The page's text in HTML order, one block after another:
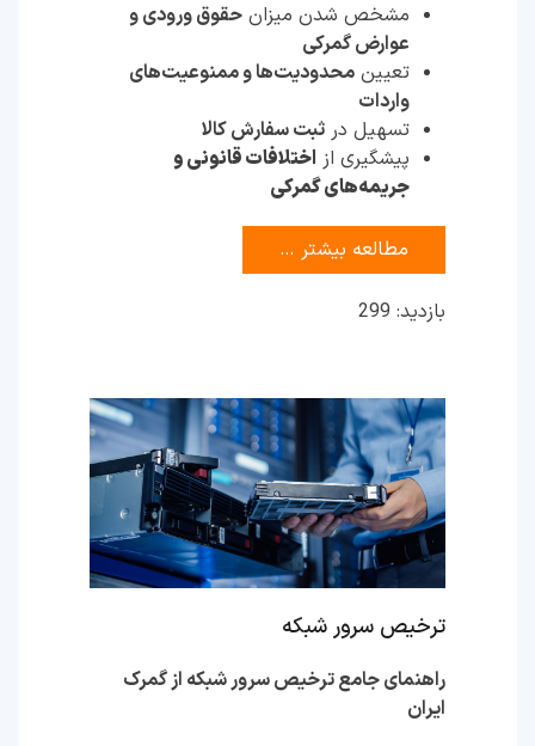
مشخص شدن میزان حقوق ورودی و
عوارض گمرکی
تعیین محدودیت‌ها و ممنوعیت‌های
واردات
تسهیل در ثبت سفارش کالا
پیشگیری از اختلافات قانونی و
جریمه‌های گمرکی
مطالعه بیشتر …
بازدید: 299
ترخیص سرور شبکه
راهنمای جامع ترخیص سرور شبکه از گمرک
ایران